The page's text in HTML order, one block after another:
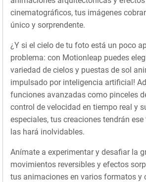
cinematográficos, tus imágenes
único y sorprendente.
¿Y si el cielo de tu foto está un poco
problema: con Motionleap puedes
variedad de cielos y puestas de sol
impulsado por inteligencia artificial!
funciones avanzadas como pinceles
control de velocidad en tiempo real y
especiales, tus creaciones tendrán
las hará inolvidables.
Anímate a experimentar y desafiar la
movimientos reversibles y efectos
tus animaciones en varios formatos y